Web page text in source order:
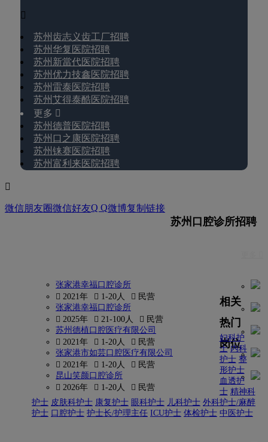

苏州齿志义齿工厂招聘
苏州华复医院招聘
苏州新當代医院招聘
苏州优力技鑫医院招聘
苏州雷泰医院招聘
苏州艾得泰酷医院招聘
更多 
苏州德普医院招聘
苏州口之康医院招聘
苏州铼赛医院招聘
苏州富利来医院招聘

微信朋友圈微信好友Q Q微博复制链接
苏州口腔诊所招聘
张家港幸福口腔诊所
 2021年
 1-20人
 民营
张家港幸福口腔诊所
 2025年
 21-100人
 民营
苏州德植口腔医疗有限公司
 2021年
 1-20人
 民营
张家港市如芸口腔医疗有限公司
 2021年
 1-20人
 民营
昆山笑颜口腔诊所
 2026年
 1-20人  民营
相关
热门
岗位
妇科护
士 内科
护士 整
形护士
血透护
士 精神科
护士 皮肤科护士 康复护士 眼科护士 儿科护士 外科护士/麻醉
护士 口腔护士 护士长/护理主任 ICU护士 体检护士 中医护士